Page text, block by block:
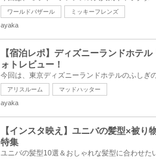
ワールドバザール ミッキーフレンズ
ayaka
【宿泊レポ】ディズニーランドホテ
ォトレビュー！
アリスルーム マッドハッター
ayaka
【インスタ映え】ユニバの髪型×被
特集